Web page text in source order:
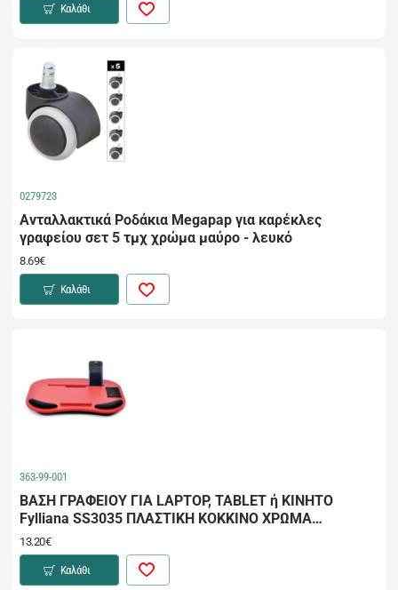
Καλάθι
0279723
Ανταλλακτικά Ροδάκια Megapap για καρέκλες
γραφείου σετ 5 τμχ χρώμα μαύρο - λευκό
8.69€
Καλάθι
363-99-001
ΒΑΣΗ ΓΡΑΦΕΙΟΥ ΓΙΑ LAPTOP, TABLET ή ΚΙΝΗΤΟ
Fylliana SS3035 ΠΛΑΣΤΙΚΗ ΚΟΚΚΙΝΟ ΧΡΩΜΑ
45x33x5εκ
13.20€
Καλάθι